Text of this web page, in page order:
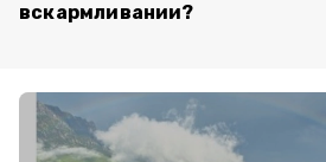
вскармливании?